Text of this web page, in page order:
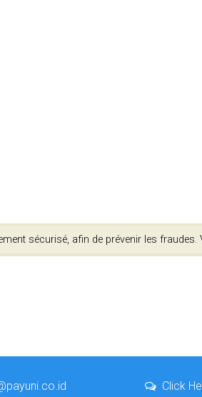
sécurisé, afin de prévenir les fraudes.
Click